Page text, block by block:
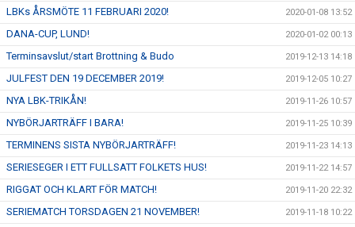
LBKs ÅRSMÖTE 11 FEBRUARI 2020! 2020-01-08 13:52
DANA-CUP, LUND! 2020-01-02 00:13
Terminsavslut/start Brottning & Budo 2019-12-13 14:18
JULFEST DEN 19 DECEMBER 2019! 2019-12-05 10:27
NYA LBK-TRIKÅN! 2019-11-26 10:57
NYBÖRJARTRÄFF I BARA! 2019-11-25 10:39
TERMINENS SISTA NYBÖRJARTRÄFF! 2019-11-23 14:13
SERIESEGER I ETT FULLSATT FOLKETS HUS! 2019-11-22 14:57
RIGGAT OCH KLART FÖR MATCH! 2019-11-20 22:32
SERIEMATCH TORSDAGEN 21 NOVEMBER! 2019-11-18 10:22